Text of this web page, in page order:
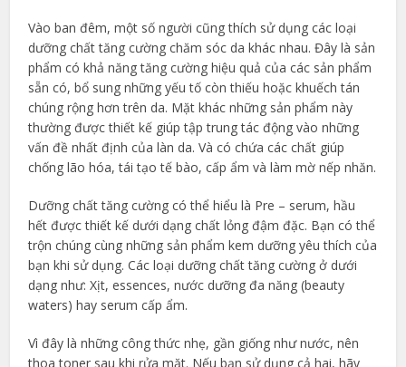
Vào ban đêm, một số người cũng thích sử dụng các loại
dưỡng chất tăng cường chăm sóc da khác nhau. Đây là sản
phẩm có khả năng tăng cường hiệu quả của các sản phẩm
sẵn có, bổ sung những yếu tố còn thiếu hoặc khuếch tán
chúng rộng hơn trên da. Mặt khác những sản phẩm này
thường được thiết kế giúp tập trung tác động vào những
vấn đề nhất định của làn da. Và có chứa các chất giúp
chống lão hóa, tái tạo tế bào, cấp ẩm và làm mờ nếp nhăn.
Dưỡng chất tăng cường có thể hiểu là Pre – serum, hầu
hết được thiết kế dưới dạng chất lỏng đậm đặc. Bạn có thể
trộn chúng cùng những sản phẩm kem dưỡng yêu thích của
bạn khi sử dụng. Các loại dưỡng chất tăng cường ở dưới
dạng như: Xịt, essences, nước dưỡng đa năng (beauty
waters) hay serum cấp ẩm.
Vì đây là những công thức nhẹ, gần giống như nước, nên
thoa toner sau khi rửa mặt. Nếu bạn sử dụng cả hai, hãy